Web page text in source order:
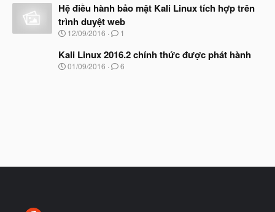
đ
ầ
u
à
y
b
ắ
đ
ầ
Hệ điều hành bảo mật Kali Linux tích hợp trên
trình duyệt web
N
à
y
b
12/09/2016 1
Kali Linux 2016.2 chính thức được phát hành
N
01/09/2016 6